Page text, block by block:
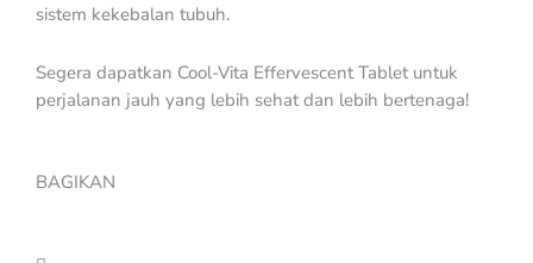
sistem kekebalan tubuh.
Segera dapatkan Cool-Vita Effervescent Tablet untuk
perjalanan jauh yang lebih sehat dan lebih bertenaga!
BAGIKAN